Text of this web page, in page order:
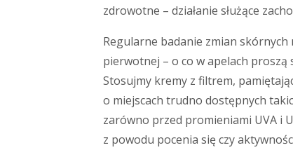
zdrowotne – działanie służące
Regularne badanie zmian
pierwotnej – o co w apelach proszą
Stosujmy kremy z filtrem,
o miejscach trudno dostępnych
zarówno przed promieniami UVA i
z powodu pocenia się czy